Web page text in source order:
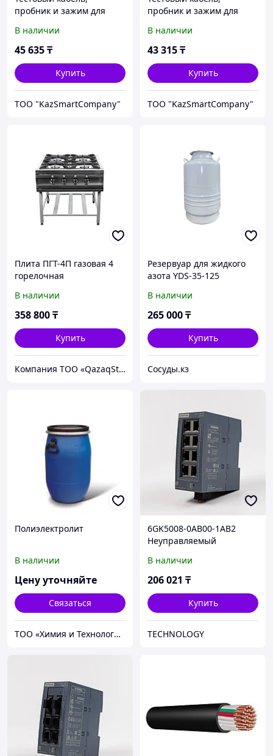
пробник и зажим для
использования Fluke TP80
В наличии
45 635₸
Купить
ТОО "KazSmartCompany"
пробник и зажим для
использования Fluke
TP912
В наличии
43 315₸
Купить
ТОО "KazSmartCompany"
Плита ПГТ-4П газовая 4
горелочная
В наличии
358 800₸
Купить
Компания ТОО «QazaqSteel(КазахСтил)»
Резервуар для жидкого
азота YDS-35-125
В наличии
265 000₸
Купить
Сосуды.кз
Полиэлектролит
В наличии
Цену уточняйте
Связаться
ТОО «Химия и Технология»
6GK5008-0AB00-1AB2
Неуправляемый
коммутатор SCALANCE
XB008
В наличии
206 021 ₸
Купить
TECHNOLOGY